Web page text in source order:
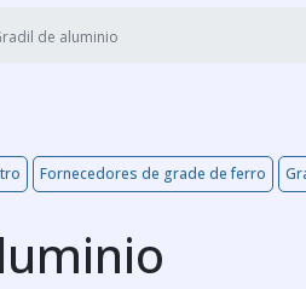
de aluminio
Fornecedores de grade de ferro